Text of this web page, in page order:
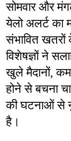
सोमवार और
येलो अलर्ट का
संभावित
विशेषज्ञों ने
खुले मैदानों,
होने से बचना
की घटनाओं से
है।